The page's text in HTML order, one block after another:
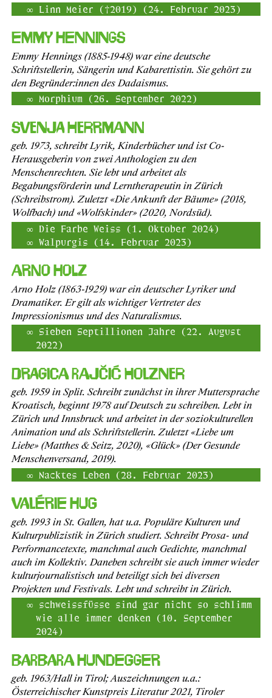
Linn Meier (†2019) (24. Februar 2023)
Emmy Hennings
Emmy Hennings (1885-1948) war eine deutsche
Schriftstellerin, Sängerin und Kabarettistin. Sie gehört zu
den Begründer:innen des Dadaismus.
Morphium (26. September 2022)
Svenja Herrmann
geb. 1973, schreibt Lyrik, Kinderbücher und ist Co-
Herausgeberin von zwei Anthologien zu den
Menschenrechten. Sie lebt und arbeitet als
Begabungsförderin und Lerntherapeutin in Zürich
(Schreibstrom). Zuletzt «Die Ankunft der Bäume» (2018,
Wolfbach) und «Wolfskinder» (2020, Nordsüd).
Die Farbe Weiss (1. Oktober 2024)
Walpurgis (14. Februar 2023)
Arno Holz
Arno Holz (1863-1929) war ein deutscher Lyriker und
Dramatiker. Er gilt als wichtiger Vertreter des
Impressionismus und des Naturalismus.
Sieben Septillionen Jahre (22. August
2022)
Dragica Rajčić Holzner
geb. 1959 in Split. Schreibt zunächst in ihrer Muttersprache
Kroatisch, beginnt 1978 auf Deutsch zu schreiben. Lebt in
Zürich und Innsbruck und arbeitet in der soziokulturellen
Animation und als Schriftstellerin. Zuletzt «Liebe um
Liebe» (Matthes & Seitz, 2020), «Glück» (Der Gesunde
Menschenversand, 2019).
Nacktes Leben (28. Februar 2023)
Valérie Hug
geb. 1993 in St. Gallen, hat u.a. Populäre Kulturen und
Kulturpublizistik in Zürich studiert. Schreibt Prosa- und
Performancetexte, manchmal auch Gedichte, manchmal
auch im Kollektiv. Daneben schreibt sie auch immer wieder
kulturjournalistisch und beteiligt sich bei diversen
Projekten und Festivals. Lebt und schreibt in Zürich.
schweissfüsse sind gar nicht so schlimm
wie alle immer denken (10. September
2024)
Barbara Hundegger
geb. 1963/Hall in Tirol; Auszeichnungen u.a.:
Österreichischer Kunstpreis Literatur 2021, Tiroler